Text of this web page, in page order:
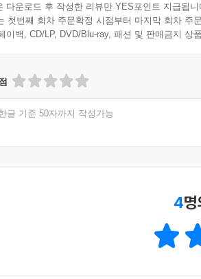
다운로드 후 작성한 리뷰만 YES포인트 지급됩니
첫번째 회차 주문확정 시점부터 마지막 회차 주
이백, CD/LP, DVD/Blu-ray, 패션 및 판매금지 상
글 기준 50자까지 작성가능
4